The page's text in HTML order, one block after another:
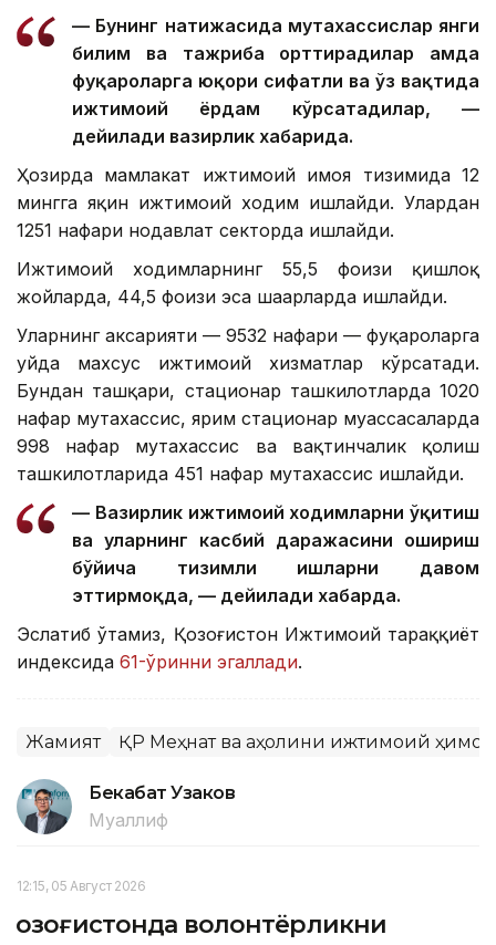
— Бунинг натижасида мутахассислар янги
билим ва тажриба орттирадилар ҳамда
фуқароларга юқори сифатли ва ўз вақтида
ижтимоий ёрдам кўрсатадилар, —
дейилади вазирлик хабарида.
Ҳозирда мамлакат ижтимоий ҳимоя тизимида 12
мингга яқин ижтимоий ходим ишлайди. Улардан
1251 нафари нодавлат секторда ишлайди.
Ижтимоий ходимларнинг 55,5 фоизи қишлоқ
жойларда, 44,5 фоизи эса шаҳарларда ишлайди.
Уларнинг аксарияти — 9532 нафари — фуқароларга
уйда махсус ижтимоий хизматлар кўрсатади.
Бундан ташқари, стационар ташкилотларда 1020
нафар мутахассис, ярим стационар муассасаларда
998 нафар мутахассис ва вақтинчалик қолиш
ташкилотларида 451 нафар мутахассис ишлайди.
— Вазирлик ижтимоий ходимларни ўқитиш
ва уларнинг касбий даражасини ошириш
бўйича тизимли ишларни давом
эттирмоқда, — дейилади хабарда.
Эслатиб ўтамиз, Қозоғистон Ижтимоий тараққиёт
индексида 61-ўринни эгаллади.
Жамият ҚР Меҳнат ва аҳолини ижтимоий
Бекабат Узаков
Муаллиф
12:15, 05 Август 2026
Қозоғистонда волонтёрликни